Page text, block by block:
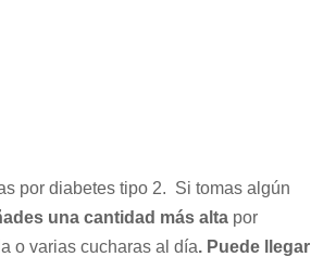
por diabetes tipo 2. Si tomas algún
una cantidad más alta por
o varias cucharas al día. Puede llegar